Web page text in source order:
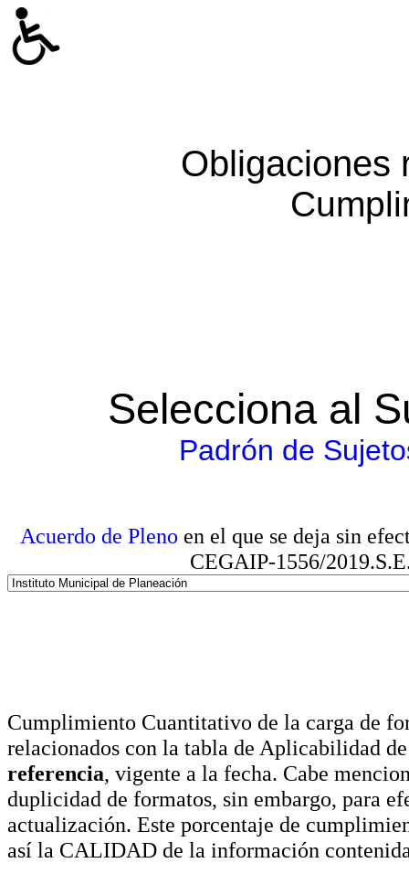
Obligaciones
Selecciona al
Padrón de
Acuerdo de Pleno en el que se deja sin
CEGAIP-1556/
Cumplimiento Cuantitativo de la carga de
relacionados con la tabla de Aplicabilidad
referencia, vigente a la fecha. Cabe
duplicidad de formatos, sin embargo, para
actualización. Este porcentaje de
así la CALIDAD de la información